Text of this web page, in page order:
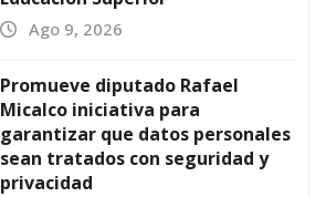
Ago 9, 2026
Promueve diputado Rafael
Micalco iniciativa para
garantizar que datos personales
sean tratados con seguridad y
privacidad